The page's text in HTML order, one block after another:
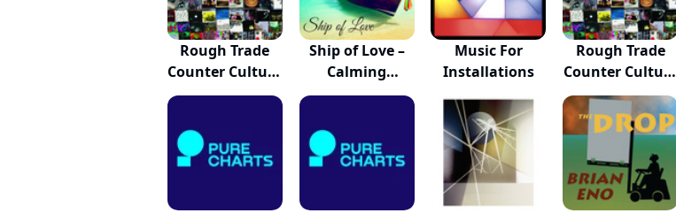
Rough Trade
Counter Culture
10
Ship of Love –
Calming
Ambien...
Music For
Installations
Rough Trade
Counter Culture
10